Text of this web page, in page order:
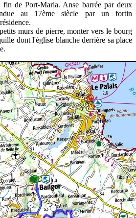
de Port-Maria. Anse barrée par deux
au 17ème siècle par un fortin
murs de pierre, monter vers le bourg
dont l'église blanche derrière sa place